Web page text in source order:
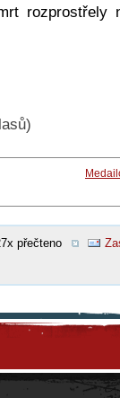
rozprostřely
přečteno